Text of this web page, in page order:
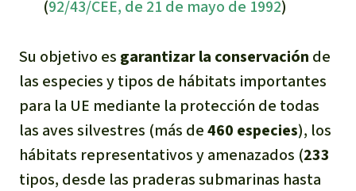
(92/43/CEE, de 21 de mayo de 1992)
Su objetivo es garantizar la conservación de
las especies y tipos de hábitats importantes
para la UE mediante la protección de todas
las aves silvestres (más de460 especies), los
hábitats representativos y amenazados (233
tipos, desde las praderas submarinas hasta